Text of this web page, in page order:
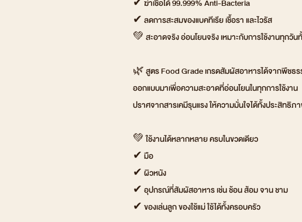
✔ ฆ่าเชื้อได้ 99.999% Anti-Bacteria
✔ ลดการสะสมของแบคทีเรีย เชื้อรา และไวรัส
💚 สะอาดจริง อ่อนโยนจริง เหมาะกับการใช้งานทุกวั
🌿 สูตร Food Grade เกรดสัมผัสอาหารได้จากพืชธ
ออกแบบมาเพื่อความสะอาดที่อ่อนโยนในทุกการใช้งาน
ปราศจากสารเคมีรุนแรง ให้ความมั่นใจได้ทั้งประสิทธิ
💚 ใช้งานได้หลากหลาย ครบในขวดเดียว
✔ มือ
✔ ผิวหนัง
✔ อุปกรณ์ที่สัมผัสอาหาร เช่น ช้อน ส้อม จาน ชาม
✔ ของเล่นลูก ของใช้แม่ ใช้ได้ทั้งครอบครัว